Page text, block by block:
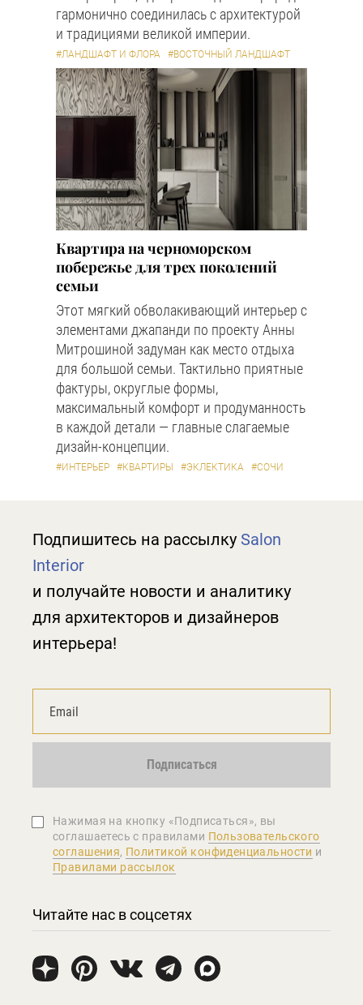
гармонично соединилась с архитектурой
и традициями великой империи.
#ЛАНДШАФТ И ФЛОРА #ВОСТОЧНЫЙ ЛАНДШАФТ
Квартира на черноморском
побережье для трех поколений
семьи
Этот мягкий обволакивающий интерьер с
элементами джапанди по проекту Анны
Митрошиной задуман как место отдыха
для большой семьи. Тактильно приятные
фактуры, округлые формы,
максимальный комфорт и продуманность
в каждой детали — главные слагаемые
дизайн-концепции.
#ИНТЕРЬЕР #КВАРТИРЫ #ЭКЛЕКТИКА #СОЧИ
Подпишитесь на рассылку Salon
Interior
и получайте новости и аналитику
для архитекторов и дизайнеров
интерьера!
Подписаться
Нажимая на кнопку «Подписаться», вы
соглашаетеcь с правилами Пользовательского
соглашения, Политикой конфиденциальности и
Правилами рассылок
Читайте нас в соцсетях